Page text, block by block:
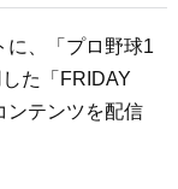
に、「プロ野球1
た「FRIDAY
ンテンツを配信